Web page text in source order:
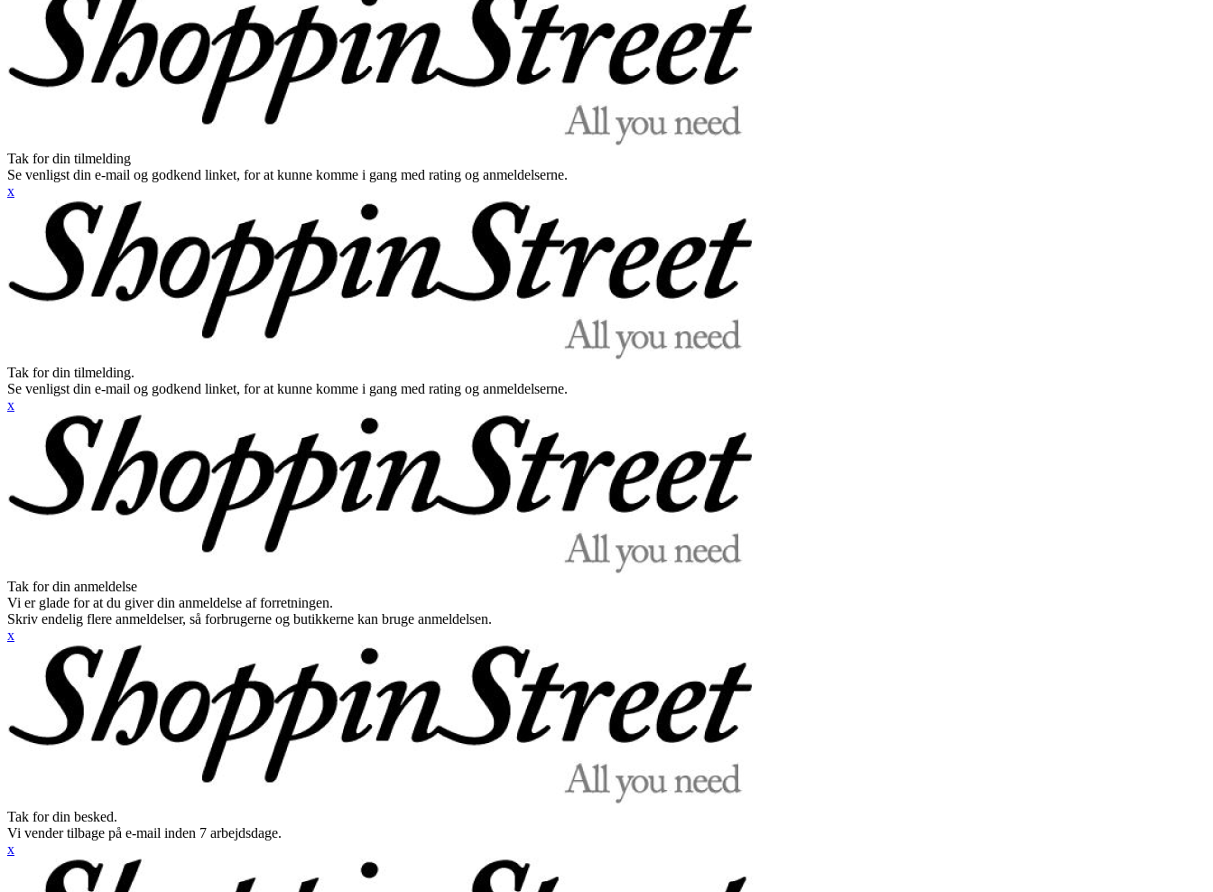
Tak for din tilmelding
Se venligst din e-mail og godkend linket, for at kunne komme i gang med rating og anmeldelserne.
x
Tak for din tilmelding.
Se venligst din e-mail og godkend linket, for at kunne komme i gang med rating og anmeldelserne.
x
Tak for din anmeldelse
Vi er glade for at du giver din anmeldelse af forretningen.
Skriv endelig flere anmeldelser, så forbrugerne og butikkerne kan bruge anmeldelsen.
x
Tak for din besked.
Vi vender tilbage på e-mail inden 7 arbejdsdage.
x